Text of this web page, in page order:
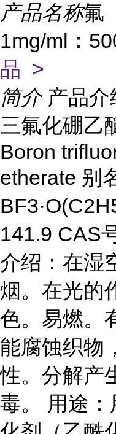
产品名称氟
1mg/ml：
品 >
简介 产品介
三氟化硼乙
Boron
etherate 别
141.9 CAS
介绍：在湿
烟。在光的
色。易燃。
能腐蚀织物
性。分解产
毒。 用途